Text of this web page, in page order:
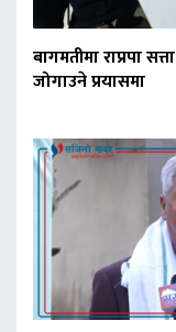
बागमतीमा राप्रपा
जोगाउने प्रयासमा